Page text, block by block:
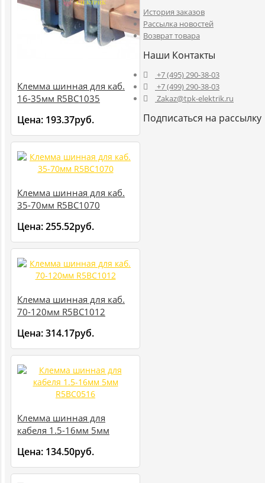
Клемма шинная для каб.
16-35мм R5BC1035
Цена: 193.37руб.
Клемма шинная для каб.
35-70мм R5BC1070
Цена:255.52руб.
Клемма шинная для каб.
70-120мм R5BC1012
Цена:314.17руб.
Клемма шинная для
кабеля 1.5-16мм 5мм
Цена: 134.50руб.
История заказов
Рассылка новостей
Возврат товара
Наши Контакты
+7 (495) 290-38-03
+7 (499) 290-38-03
Zakaz@tpk-elektrik.ru
Подписаться на рассылку